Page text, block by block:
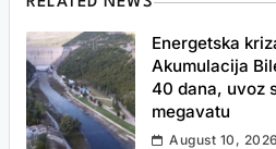
Energetska
Akumulacija
40 dana, uvoz
megavatu
August 10, 2026